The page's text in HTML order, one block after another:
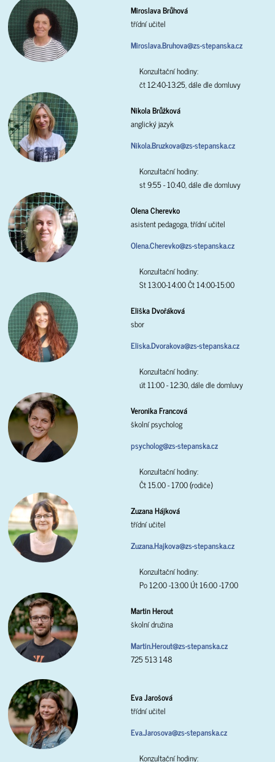
Miroslava Brůhová
třídní učitel
Miroslava.Bruhova@zs-stepanska.cz
Konzultační hodiny:
čt 12:40-13:25, dále dle domluvy
Nikola Brůžková
anglický jazyk
Nikola.Bruzkova@zs-stepanska.cz
Konzultační hodiny:
st 9:55 - 10:40, dále dle domluvy
Olena Cherevko
asistent pedagoga, třídní učitel
Olena.Cherevko@zs-stepanska.cz
Konzultační hodiny:
St 13:00-14:00 Čt 14:00-15:00
Eliška Dvořáková
sbor
Eliska.Dvorakova@zs-stepanska.cz
Konzultační hodiny:
út 11:00 - 12:30, dále dle domluvy
Veronika Francová
školní psycholog
psycholog@zs-stepanska.cz
Konzultační hodiny:
Čt 15.00 - 17.00 (rodiče)
Zuzana Hájková
třídní učitel
Zuzana.Hajkova@zs-stepanska.cz
Konzultační hodiny:
Po 12:00 -13:00 Út 16:00 -17:00
Martin Herout
školní družina
Martin.Herout@zs-stepanska.cz
725 513 148
Eva Jarošová
třídní učitel
Eva.Jarosova@zs-stepanska.cz
Konzultační hodiny: